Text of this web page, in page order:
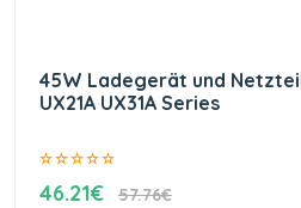
45W Ladegerät und
UX21A UX31A Series
46.21€ 57.76€